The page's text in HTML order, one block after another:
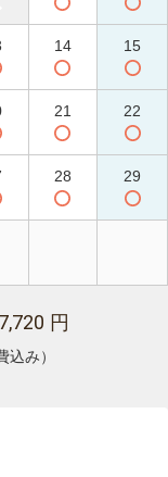
14 15
21 22
28 29
円
込み）